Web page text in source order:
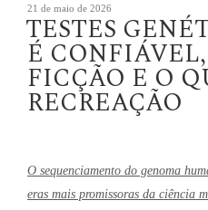
Publicado
em
21 de maio de 2026
TESTES
É
FICÇÃO E O
RECREAÇÃO
O sequenciamento do genoma
eras mais promissoras da ciência